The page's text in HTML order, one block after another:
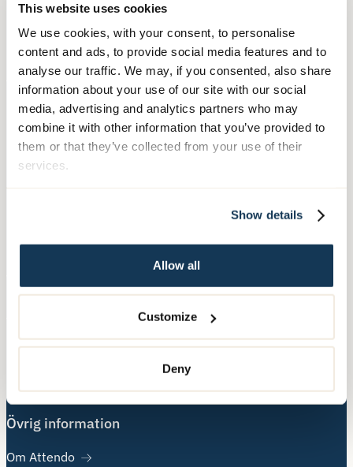
This website uses cookies
We use cookies, with your consent, to personalise
content and ads, to provide social media features and to
analyse our traffic. We may, if you consented, also share
information about your use of our site with our social
media, advertising and analytics partners who may
combine it with other information that you’ve provided to
them or that they’ve collected from your use of their
services.
Show details
Allow all
Customize
Deny
Kontakta oss
Telefon:010-140 10 70
Besöksadress:
Hälsingegatan 49
113 31 Stockholm
Hemtjänst
Övrig information
Om Attendo